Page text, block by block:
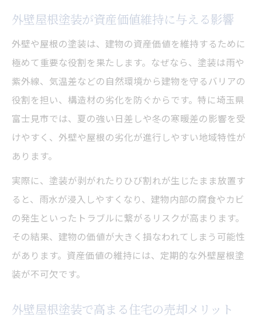
外壁屋根塗装が資産価値維持に与える影響
外壁や屋根の塗装は、建物の資産価値を維持するために
極めて重要な役割を果たします。なぜなら、塗装は雨や
紫外線、気温差などの自然環境から建物を守るバリアの
役割を担い、構造材の劣化を防ぐからです。特に埼玉県
富士見市では、夏の強い日差しや冬の寒暖差の影響を受
けやすく、外壁や屋根の劣化が進行しやすい地域特性が
あります。
実際に、塗装が剥がれたりひび割れが生じたまま放置す
ると、雨水が浸入しやすくなり、建物内部の腐食やカビ
の発生といったトラブルに繋がるリスクが高まります。
その結果、建物の価値が大きく損なわれてしまう可能性
があります。資産価値の維持には、定期的な外壁屋根塗
装が不可欠です。
外壁屋根塗装で高まる住宅の売却メリット